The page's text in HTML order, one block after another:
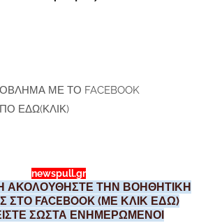
ΜΕ ΤΟ FACEBOOK
ΕΔΩ(ΚΛΙΚ)
newspull.gr
ΑΚΟΛΟΥΘΗΣΤΕ ΤΗΝ ΒΟΗΘΗΤΙΚΗ
ΣΤΟ FACEBOOK (ΜΕ ΚΛΙΚ ΕΔΩ)
ΣΩΣΤΑ ΕΝΗΜΕΡΩΜΕΝΟΙ